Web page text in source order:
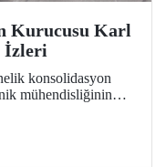
Kurucusu Karl
İzleri
konsolidasyon
mühendisliğinin
ve deney